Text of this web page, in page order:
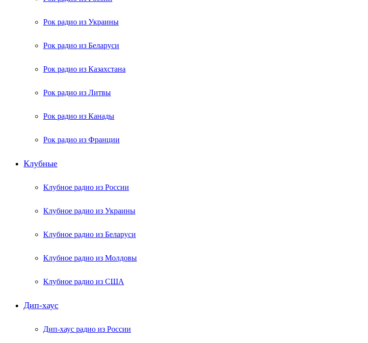
Рок радио из Украины
Рок радио из Беларуси
Рок радио из Казахстана
Рок радио из Литвы
Рок радио из Канады
Рок радио из Франции
Клубные
Клубное радио из России
Клубное радио из Украины
Клубное радио из Беларуси
Клубное радио из Молдовы
Клубное радио из США
Дип-хаус
Дип-хаус радио из России